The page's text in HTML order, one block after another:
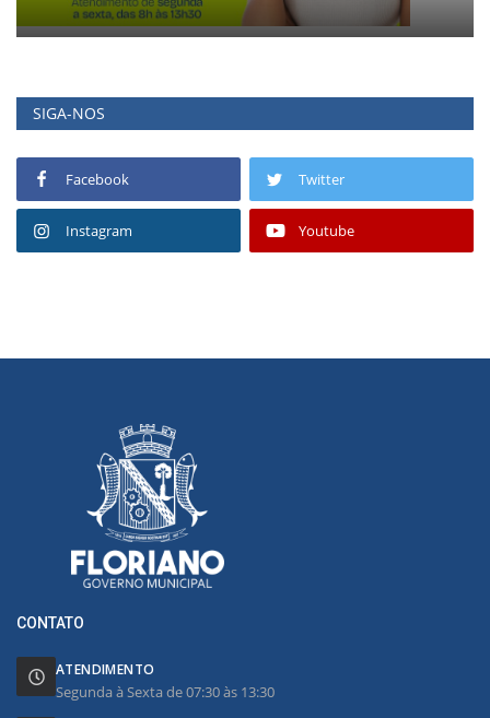
SIGA-NOS
Facebook Twitter
Instagram Youtube
CONTATO
ATENDIMENTO
Segunda à Sexta de 07:30 às 13:30